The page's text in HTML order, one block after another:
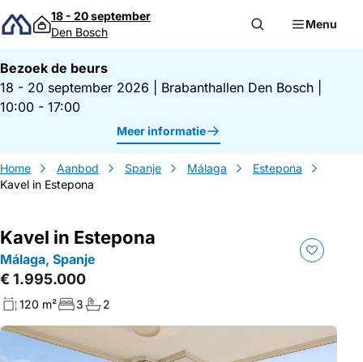
Direct naar inhoud
18 - 20 september
Den Bosch
Menu
Bezoek de beurs
18 - 20 september 2026
Brabanthallen Den Bosch
10:00 - 17:00
Meer informatie
Home Aanbod Spanje Málaga
Estepona
Kavel in Estepona
Kavel in Estepona
Málaga, Spanje
€ 1.995.000
120 m² 3 2